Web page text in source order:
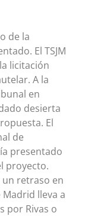
de la
El TSJM
licitación
A la
en
desierta
El
de
presentado
proyecto.
retraso en
lleva a
por Rivas o